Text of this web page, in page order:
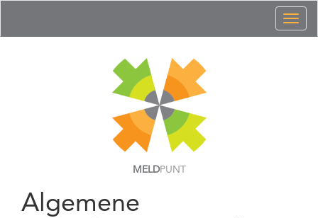
MELDPUNT
Algemene